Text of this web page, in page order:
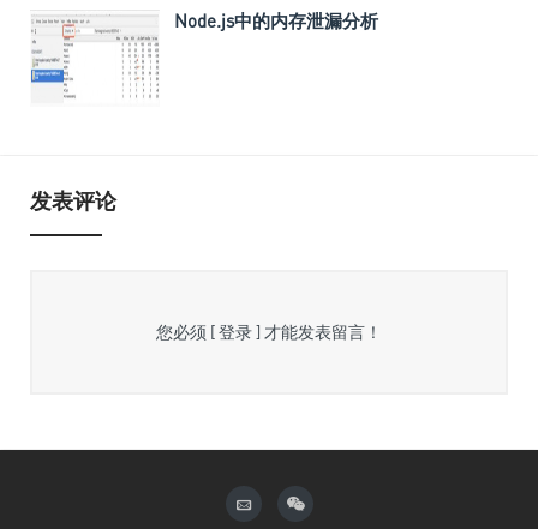
Node.js中的内存泄漏分析
发表评论
您必须 [ 登录 ] 才能发表留言！